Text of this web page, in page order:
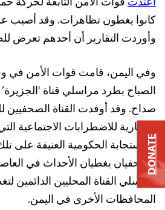
كانوا يغطون تظاهرات. وقد أصيب
وأوردت التقارير أن أحدهم تعرض
وفي اليمن، قامت قوات الأمن في
الصباح بطرد مراسلي قناة
صداح. وقد أوفدت القناة الصحفيين
الإخبارية للاضطرابات الاجتماعية
والاستجابة الحكومية العنيفة على
الصحفيان يغطيان الأحداث في
مراسلي القناة المحليين الدائمين
المحافظات الأخرى في اليمن.
DONATE